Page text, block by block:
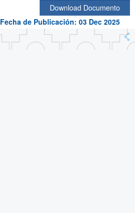
Download Documento
Fecha de Publicación: 03 Dec 2025